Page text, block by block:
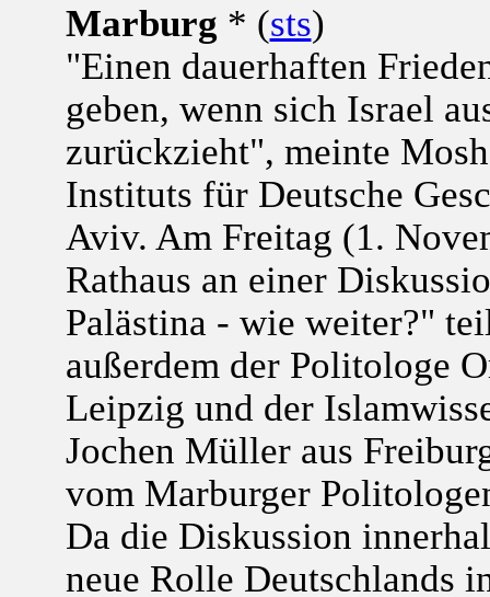
Marburg * (sts)
"Einen dauerhaften
geben, wenn sich Israel
zurückzieht", meinte
Instituts für Deutsche
Aviv. Am Freitag (1.
Rathaus an einer
Palästina - wie weiter?"
außerdem der Politologe
Leipzig und der
Jochen Müller aus
vom Marburger
Da die Diskussion
neue Rolle Deutschlands